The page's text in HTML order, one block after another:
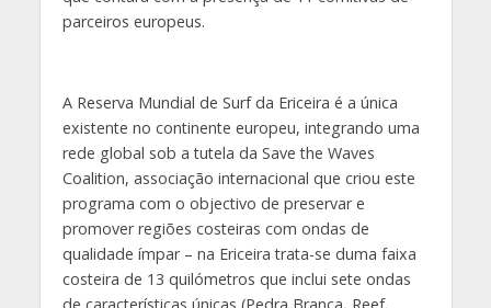
parceiros europeus.
A Reserva Mundial de Surf da Ericeira é a única
existente no continente europeu, integrando uma
rede global sob a tutela da Save the Waves
Coalition, associação internacional que criou este
programa com o objectivo de preservar e
promover regiões costeiras com ondas de
qualidade ímpar – na Ericeira trata-se duma faixa
costeira de 13 quilómetros que inclui sete ondas